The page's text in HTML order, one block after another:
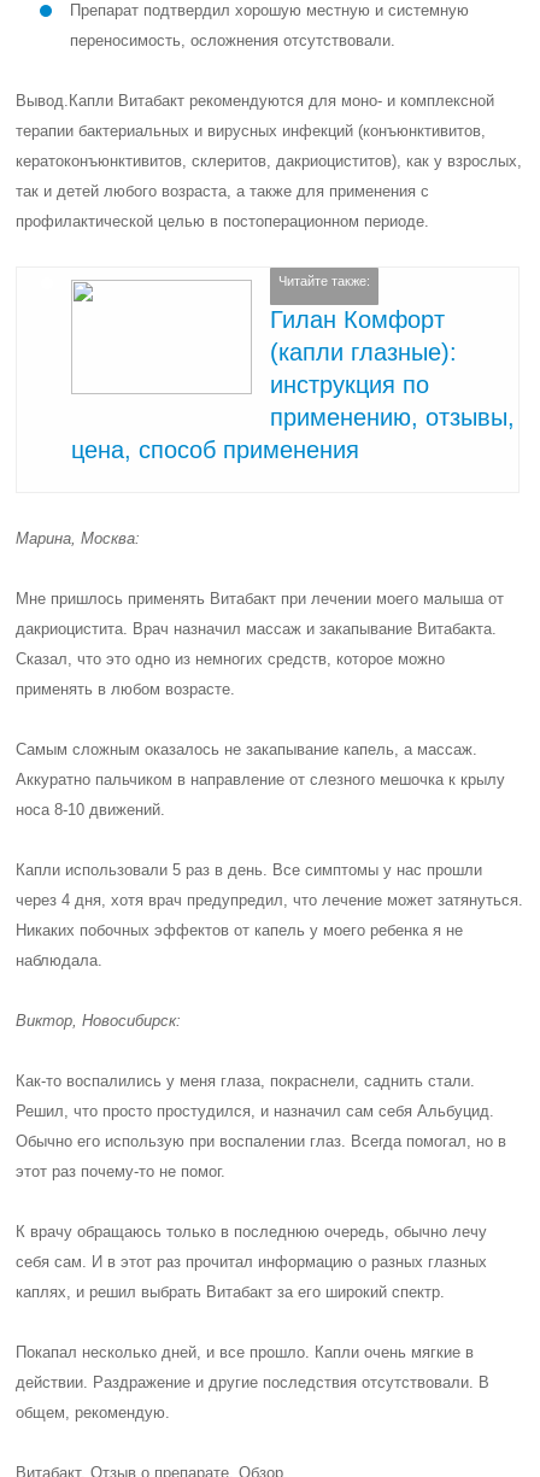
Препарат подтвердил хорошую местную и системную
переносимость, осложнения отсутствовали.
Вывод. Капли Витабакт рекомендуются для моно- и комплексной
терапии бактериальных и вирусных инфекций (конъюнктивитов,
кератоконъюнктивитов, склеритов, дакриоциститов), как у взрослых,
так и детей любого возраста, а также для применения с
профилактической целью в постоперационном периоде.
Читайте также:
Гилан Комфорт
(капли глазные):
инструкция по
применению, отзывы,
цена, способ применения
Марина, Москва:
Мне пришлось применять Витабакт при лечении моего малыша от
дакриоцистита. Врач назначил массаж и закапывание Витабакта.
Сказал, что это одно из немногих средств, которое можно
применять в любом возрасте.
Самым сложным оказалось не закапывание капель, а массаж.
Аккуратно пальчиком в направление от слезного мешочка к крылу
носа 8-10 движений.
Капли использовали 5 раз в день. Все симптомы у нас прошли
через 4 дня, хотя врач предупредил, что лечение может затянуться.
Никаких побочных эффектов от капель у моего ребенка я не
наблюдала.
Виктор, Новосибирск:
Как-то воспалились у меня глаза, покраснели, саднить стали.
Решил, что просто простудился, и назначил сам себя Альбуцид.
Обычно его использую при воспалении глаз. Всегда помогал, но в
этот раз почему-то не помог.
К врачу обращаюсь только в последнюю очередь, обычно лечу
себя сам. И в этот раз прочитал информацию о разных глазных
каплях, и решил выбрать Витабакт за его широкий спектр.
Покапал несколько дней, и все прошло. Капли очень мягкие в
действии. Раздражение и другие последствия отсутствовали. В
общем, рекомендую.
Витабакт. Отзыв о препарате. Обзор